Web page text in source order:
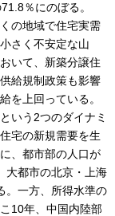
％にのぼる。
の地域で住宅実需
さく不安定な山
いて、新築分譲住
給規制政策も影響
を上回っている。
いう2つのダイナミ
宅の新規需要を生
、都市部の人口が
大都市の北京・上海
。一方、所得水準の
10年、中国内陸部